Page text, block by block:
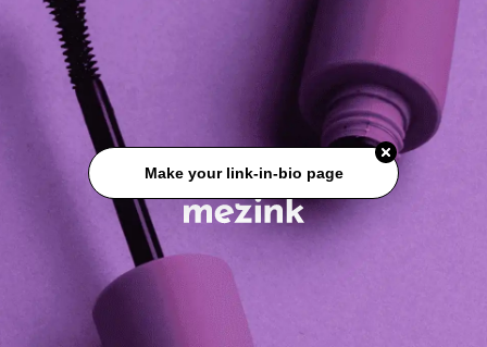
Make your link-in-bio page